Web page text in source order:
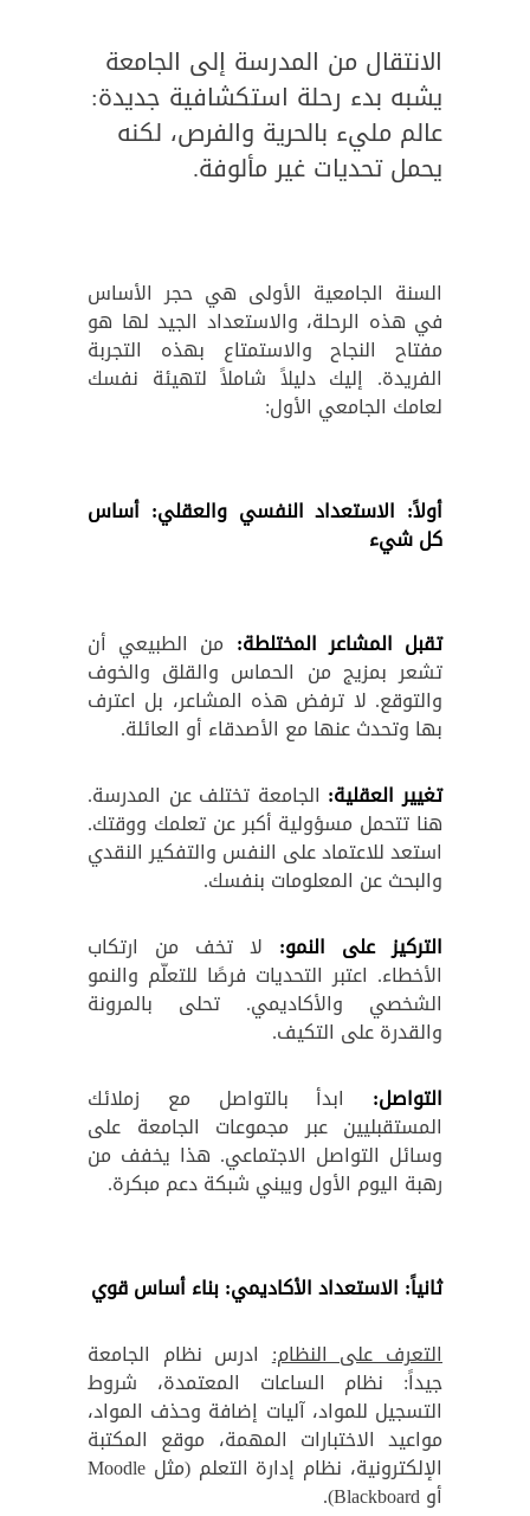
الانتقال من المدرسة إلى الجامعة
يشبه بدء رحلة استكشافية جديدة:
عالم مليء بالحرية والفرص، لكنه
يحمل تحديات غير مألوفة.
السنة الجامعية الأولى هي حجر الأساس
في هذه الرحلة، والاستعداد الجيد لها هو
مفتاح النجاح والاستمتاع بهذه التجربة
الفريدة. إليك دليلاً شاملاً لتهيئة نفسك
لعامك الجامعي الأول:
أولاً: الاستعداد النفسي والعقلي: أساس
كل شيء
تقبل المشاعر المختلطة: من الطبيعي أن
تشعر بمزيج من الحماس والقلق والخوف
والتوقع. لا ترفض هذه المشاعر، بل اعترف
بها وتحدث عنها مع الأصدقاء أو العائلة.
تغيير العقلية: الجامعة تختلف عن المدرسة.
هنا تتحمل مسؤولية أكبر عن تعلمك ووقتك.
استعد للاعتماد على النفس والتفكير النقدي
والبحث عن المعلومات بنفسك.
التركيز على النمو: لا تخف من ارتكاب
الأخطاء. اعتبر التحديات فرصًا للتعلّم والنمو
الشخصي والأكاديمي. تحلى بالمرونة
والقدرة على التكيف.
التواصل: ابدأ بالتواصل مع زملائك
المستقبليين عبر مجموعات الجامعة على
وسائل التواصل الاجتماعي. هذا يخفف من
رهبة اليوم الأول ويبني شبكة دعم مبكرة.
ثانياً: الاستعداد الأكاديمي: بناء أساس قوي
التعرف على النظام:ادرس نظام الجامعة
جيداً: نظام الساعات المعتمدة، شروط
التسجيل للمواد، آليات إضافة وحذف المواد،
مواعيد الاختبارات المهمة، موقع المكتبة
الإلكترونية، نظام إدارة التعلم (مثل Moodle
أو Blackboard).